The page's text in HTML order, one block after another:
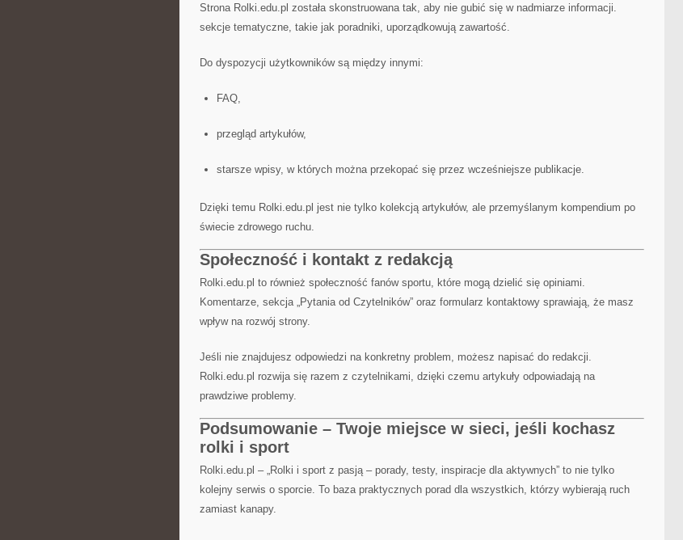
Strona Rolki.edu.pl została skonstruowana tak, aby nie gubić się w nadmiarze informacji.
sekcje tematyczne, takie jak poradniki, uporządkowują zawartość.
Do dyspozycji użytkowników są między innymi:
FAQ,
przegląd artykułów,
starsze wpisy, w których można przekopać się przez wcześniejsze publikacje.
Dzięki temu Rolki.edu.pl jest nie tylko kolekcją artykułów, ale przemyślanym kompendium po
świecie zdrowego ruchu.
Społeczność i kontakt z redakcją
Rolki.edu.pl to również społeczność fanów sportu, które mogą dzielić się opiniami.
Komentarze, sekcja „Pytania od Czytelników” oraz formularz kontaktowy sprawiają, że masz
wpływ na rozwój strony.
Jeśli nie znajdujesz odpowiedzi na konkretny problem, możesz napisać do redakcji.
Rolki.edu.pl rozwija się razem z czytelnikami, dzięki czemu artykuły odpowiadają na
prawdziwe problemy.
Podsumowanie – Twoje miejsce w sieci, jeśli kochasz
rolki i sport
Rolki.edu.pl – „Rolki i sport z pasją – porady, testy, inspiracje dla aktywnych” to nie tylko
kolejny serwis o sporcie. To baza praktycznych porad dla wszystkich, którzy wybierają ruch
zamiast kanapy.